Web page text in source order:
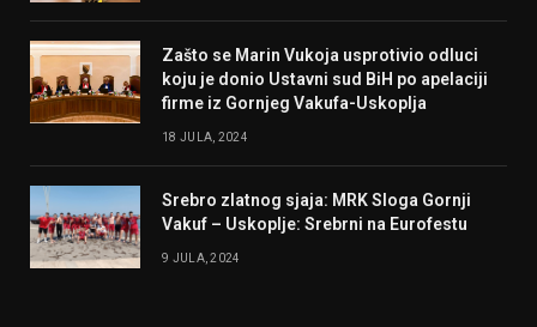
Zašto se Marin Vukoja usprotivio odluci
koju je donio Ustavni sud BiH po apelaciji
firme iz Gornjeg Vakufa-Uskoplja
18 JULA, 2024
Srebro zlatnog sjaja: MRK Sloga Gornji
Vakuf – Uskoplje: Srebrni na Eurofestu
9 JULA, 2024